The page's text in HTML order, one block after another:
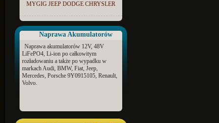
MYGIG JEEP DODGE CHRYSLER
Naprawa Akumulatorów
Naprawa akumulatorów 12V, 48V
LiFePO4, Li-ion po całkowitym
rozładowaniu a także po wypadku w
markach Audi, BMW, Fiat, Jeep,
Mercedes, Porsche 9Y0915105, Renault,
Volvo.